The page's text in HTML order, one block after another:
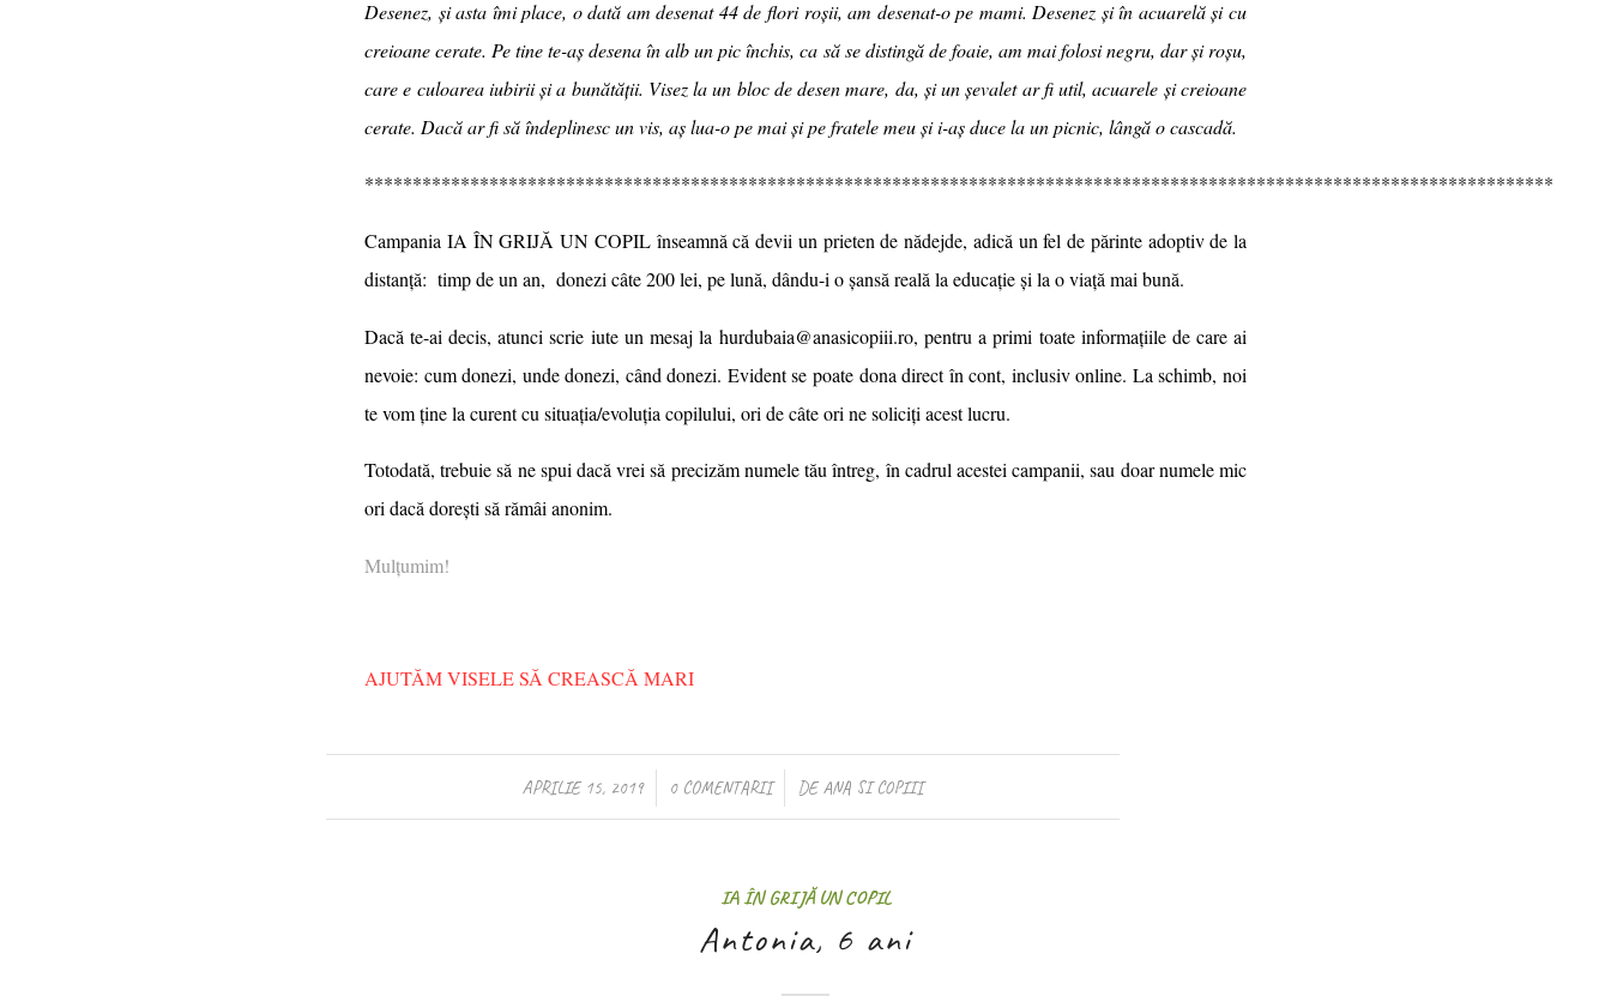
Desenez, și asta îmi place, o dată am desenat 44 de flori roșii, am desenat-o pe mami. Desenez și în acuarelă și cu
creioane cerate. Pe tine te-aș desena în alb un pic închis, ca să se distingă de foaie, am mai folosi negru, dar și roșu,
care e culoarea iubirii și a bunătății. Visez la un bloc de desen mare, da, și un șevalet ar fi util, acuarele și creioane
cerate. Dacă ar fi să îndeplinesc un vis, aș lua-o pe mai și pe fratele meu și i-aș duce la un picnic, lângă o cascadă.
****************************************************************************************************************************
Campania IA ÎN GRIJĂ UN COPIL înseamnă că devii un prieten de nădejde, adică un fel de părinte adoptiv de la
distanță: timp de un an, donezi câte 200 lei, pe lună, dându-i o șansă reală la educație și la o viață mai bună.
Dacă te-ai decis, atunci scrie iute un mesaj lahurdubaia@anasicopiii.ro, pentru a primi toate informațiile de care ai
nevoie: cum donezi, unde donezi, cânddonezi. Evident se poate dona direct în cont, inclusiv online. La schimb, noi
te vom ține la curent cu situația/evoluția copilului, ori de câte ori ne soliciți acest lucru.
Totodată, trebuie să ne spui dacă vrei să precizăm numele tău întreg, în cadrul acestei campanii, sau doar numele mic
ori dacă dorești să rămâi anonim.
Mulțumim!
AJUTĂM VISELE SĂ CREASCĂ MARI
APRILIE 15, 2019
/ 0 COMENTARII
/ DE ANA SI COPIII
IA ÎN GRIJĂ UN COPIL
Antonia, 6 ani